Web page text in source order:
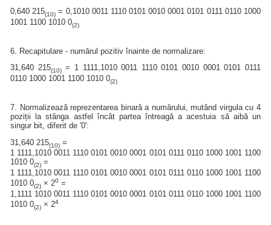
0,640 215(10) = 0,1010 0011 1110 0101 0010 0001 0101 0111 0110 1000
1001 1100 1010 0(2)
6. Recapitulare - numărul pozitiv înainte de normalizare:
31,640 215(10)= 1 1111,1010 0011 1110 0101 0010 0001 0101 0111
0110 1000 1001 1100 1010 0(2)
7. Normalizează reprezentarea binară a numărului, mutând virgula cu 4
poziții la stânga astfel încât partea întreagă a acestuia să aibă un
singur bit, diferit de '0':
31,640 215(10) =
1 1111,1010 0011 1110 0101 0010 0001 0101 0111 0110 1000 1001 1100
1010 0(2) =
1 1111,1010 0011 1110 0101 0010 0001 0101 0111 0110 1000 1001 1100
1010 0(2) × 20 =
1,1111 1010 0011 1110 0101 0010 0001 0101 0111 0110 1000 1001 1100
1010 0(2) × 24